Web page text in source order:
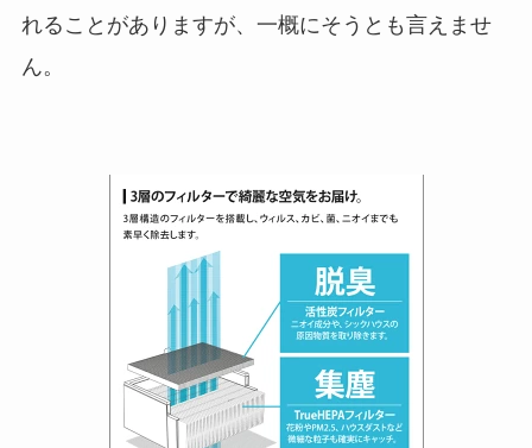
れることがありますが、一概にそうとも言えませ
ん。